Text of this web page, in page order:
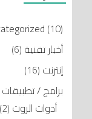
(10)
أخبار تقنية (6)
إنترنت (16)
برامج / تطبيقات
أدوات الروت (2)